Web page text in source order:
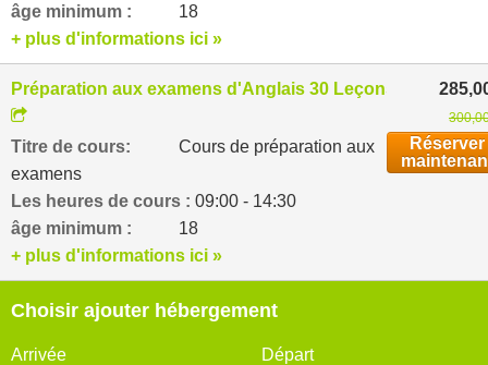
âge minimum :
18
+ plus d'informations ici »
Préparation aux examens d'Anglais 30 Leçons par
Titre de cours:
Cours de préparation aux
examens
Les heures de cours : 09:00 - 14:30
âge minimum :
18
Réserver
+ plus d'informations ici »
Choisir ajouter hébergement
Arrivée Départ